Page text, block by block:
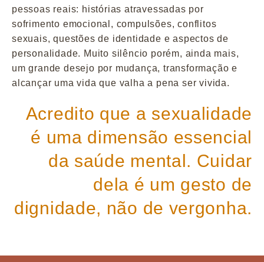
pessoas reais: histórias atravessadas por
sofrimento emocional, compulsões, conflitos
sexuais, questões de identidade e aspectos de
personalidade. Muito silêncio porém, ainda mais,
um grande desejo por mudança, transformação e
alcançar uma vida que valha a pena ser vivida.
Acredito que a sexualidade
é uma dimensão essencial
da saúde mental. Cuidar
dela é um gesto de
dignidade, não de vergonha.